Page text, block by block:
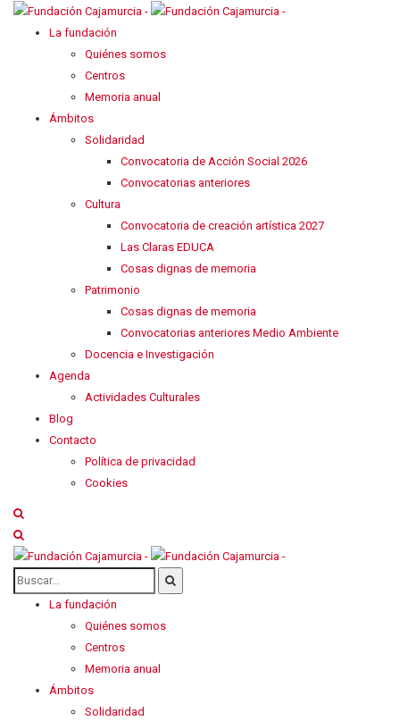
La fundación
Quiénes somos
Centros
Memoria anual
Ámbitos
Solidaridad
Convocatoria de Acción Social 2026
Convocatorias anteriores
Cultura
Convocatoria de creación artística 2027
Las Claras EDUCA
Cosas dignas de memoria
Patrimonio
Cosas dignas de memoria
Convocatorias anteriores Medio Ambiente
Docencia e Investigación
Agenda
Actividades Culturales
Blog
Contacto
Política de privacidad
Cookies
La fundación
Quiénes somos
Centros
Memoria anual
Ámbitos
Solidaridad